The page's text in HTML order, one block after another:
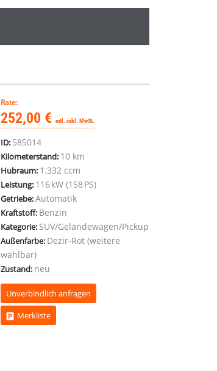
Rate:
252,00 € mtl. inkl. MwSt.
ID: 585014
Kilometerstand: 10 km
Hubraum: 1.332 ccm
Leistung: 116 kW (158 PS)
Getriebe:Automatik
Kraftstoff: Benzin
Kategorie: SUV/Geländewagen/Pickup
Außenfarbe: Dezir-Rot (weitere
wählbar)
Zustand: neu
Unverbindlich anfragen
Merkliste